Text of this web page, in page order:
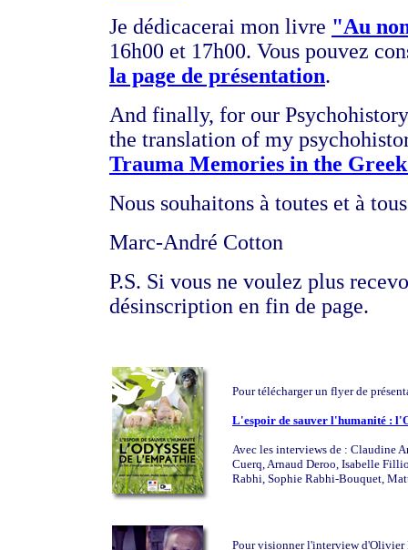
Je dédicacerai mon livre "Au
16h00 et 17h00. Vous pouvez
la page de présentation.
And finally, for our
the translation of my
Trauma Memories in the
Nous souhaitons à toutes et à
Marc-André Cotton
P.S. Si vous ne voulez plus
désinscription en fin de page.
Pour télécharger un flyer de
L'espoir de sauver l'humanité :
Avec les interviews de : Claudine
Cuerq, Arnaud Deroo, Isabelle
Rabhi, Sophie Rabhi-Bouquet,
Pour visionner l'interview d'Olivier